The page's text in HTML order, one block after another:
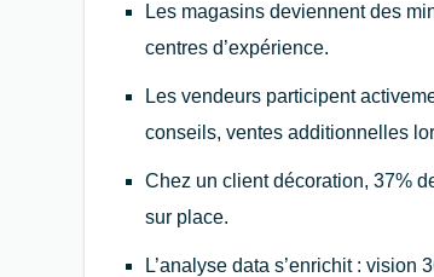
Les magasins deviennent des
centres d’expérience.
Les vendeurs participent
conseils, ventes additionnelles
Chez un client décoration, 37%
sur place.
L’analyse data s’enrichit :